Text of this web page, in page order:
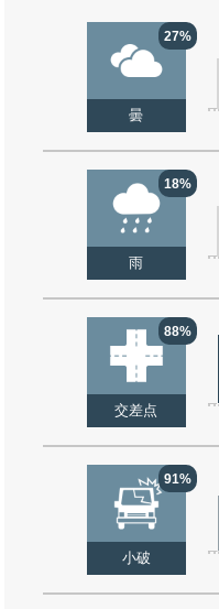
27%
曇
18%
雨
88%
交差点
91%
小破